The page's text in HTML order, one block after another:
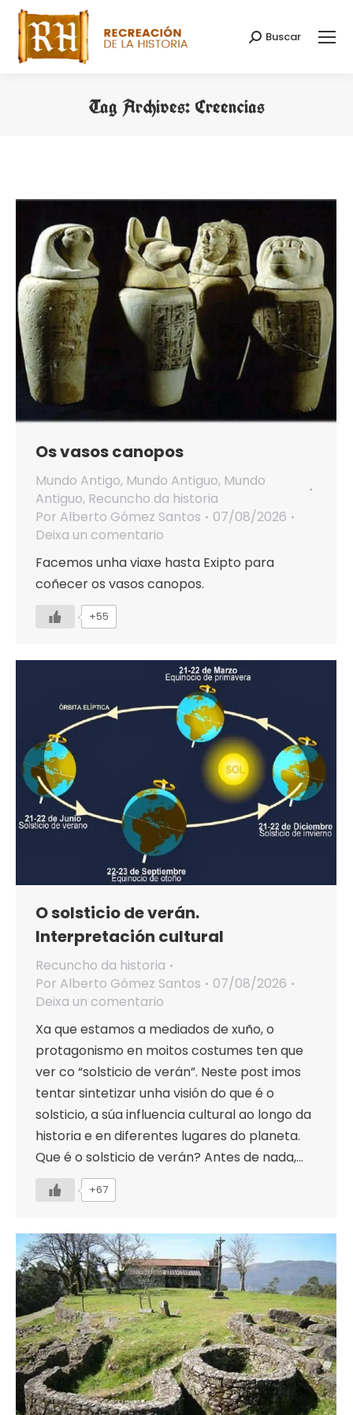
Search:
Buscar
Tag Archives: Creencias
Os vasos canopos
Mundo Antigo, Mundo Antiguo, Mundo
Antiguo, Recuncho da historia
Por Alberto Gómez Santos
07/08/2026
Deixa un comentario
Facemos unha viaxe hasta Exipto para
coñecer os vasos canopos.
+55
O solsticio de verán.
Interpretación cultural
Recuncho da historia
Por Alberto Gómez Santos
07/08/2026
Deixa un comentario
Xa que estamos a mediados de xuño, o
protagonismo en moitos costumes ten que
ver co “solsticio de verán”. Neste post imos
tentar sintetizar unha visión do que é o
solsticio, a súa influencia cultural ao longo da
historia e en diferentes lugares do planeta.
Que é o solsticio de verán? Antes de nada,…
+67